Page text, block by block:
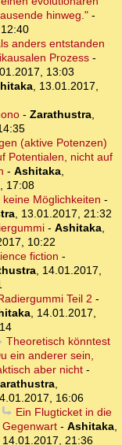
hinweg." -
anders entstanden
Prozess -
13:03
, 13.01.2017,
- Zarathustra,
(aktive Potenzen)
Potentialen, nicht auf
- Ashitaka,
17:08
keine Möglichkeiten -
, 13.01.2017, 21:32
- Ashitaka,
10:22
fiction -
, 14.01.2017,
Teil 2 -
, 14.01.2017,
Theoretisch könntest
ein anderer sein,
aber nicht -
,
16:06
Ein Flugticket in die
Gegenwart - Ashitaka,
14.01.2017, 21:36